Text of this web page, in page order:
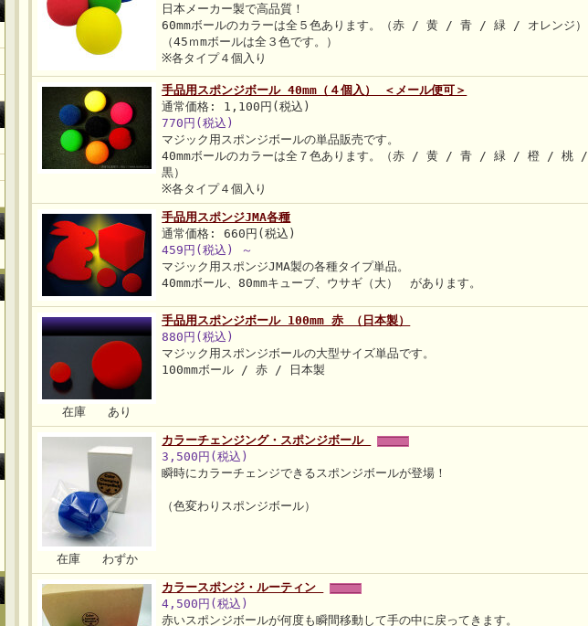
日本メーカー製で高品質！
60mmボールのカラーは全５色あります。（赤 / 黄 / 青 / 緑 / オレンジ）
（45ｍmボールは全３色です。）
※各タイプ４個入り
手品用スポンジボール 40mm（４個入） ＜メール便可＞
通常価格: 1,100円(税込)
770円(税込)
マジック用スポンジボールの単品販売です。
40mmボールのカラーは全７色あります。（赤 / 黄 / 青 / 緑 / 橙 / 桃 /
黒）
※各タイプ４個入り
手品用スポンジJMA各種
通常価格: 660円(税込)
459円(税込)
～
マジック用スポンジJMA製の各種タイプ単品。
40mmボール、80mmキューブ、ウサギ（大） があります。
在庫 あり
手品用スポンジボール 100mm 赤 （日本製）
880円(税込)
マジック用スポンジボールの大型サイズ単品です。
100mmボール / 赤 / 日本製
在庫 わずか
カラーチェンジング・スポンジボール
3,500円(税込)
瞬時にカラーチェンジできるスポンジボールが登場！
（色変わりスポンジボール）
カラースポンジ・ルーティン
4,500円(税込)
赤いスポンジボールが何度も瞬間移動して手の中に戻ってきます。